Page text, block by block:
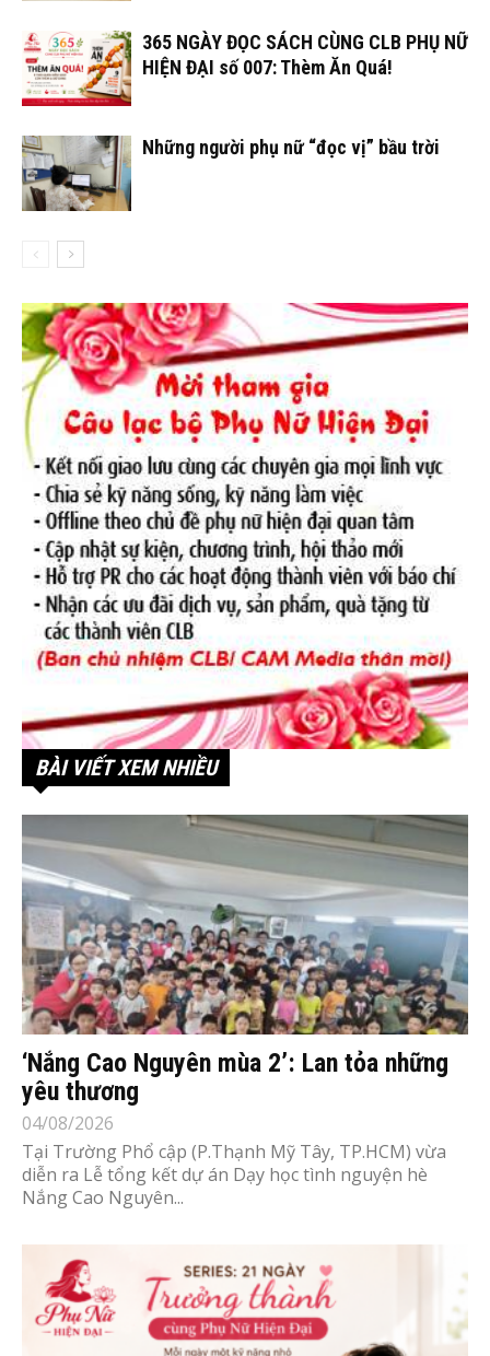
365 NGÀY ĐỌC SÁCH CÙNG CLB PHỤ NỮ
HIỆN ĐẠI số 007: Thèm Ăn Quá!
Những người phụ nữ “đọc vị” bầu trời
BÀI VIẾT XEM NHIỀU
‘Nắng Cao Nguyên mùa 2’: Lan tỏa những
yêu thương
04/08/2026
Tại Trường Phổ cập (P.Thạnh Mỹ Tây, TP.HCM) vừa
diễn ra Lễ tổng kết dự án Dạy học tình nguyện hè
Nắng Cao Nguyên...